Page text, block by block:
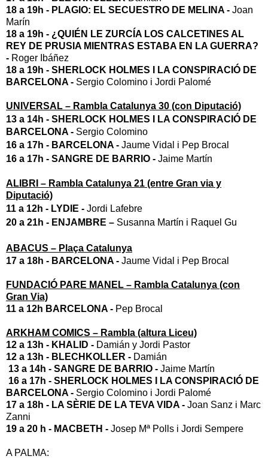
18 a 19h - PLAGIO: EL SECUESTRO DE MELINA - Joan
Marín
18 a 19h - ¿QUIÉN LE ZURCÍA LOS CALCETINES AL
REY DE PRUSIA MIENTRAS ESTABA EN LA GUERRA?
- Roger Ibáñez
18 a 19h - SHERLOCK HOLMES I LA CONSPIRACIÓ DE
BARCELONA - Sergio Colomino i Jordi Palomé
UNIVERSAL – Rambla Catalunya 30 (con Diputació)
13 a 14h - SHERLOCK HOLMES I LA CONSPIRACIÓ DE
BARCELONA - Sergio Colomino
16 a 17h - BARCELONA - Jaume Vidal i Pep Brocal
16 a 17h - SANGRE DE BARRIO - Jaime Martín
ALIBRI – Rambla Catalunya 21 (entre Gran via y
Diputació)
11 a 12h - LYDIE - Jordi Lafebre
20 a 21h - ENJAMBRE – Susanna Martín i Raquel Gu
ABACUS – Plaça Catalunya
17 a 18h - BARCELONA - Jaume Vidal i Pep Brocal
FUNDACIÓ PARE MANEL – Rambla Catalunya (con
Gran Via)
11 a 12h BARCELONA - Pep Brocal
ARKHAM COMICS – Rambla (altura Liceu)
12 a 13h - KHALID - Damián y Jordi Pastor
12 a 13h - BLECHKOLLER - Damián
13 a 14h - SANGRE DE BARRIO - Jaime Martín
16 a 17h - SHERLOCK HOLMES I LA CONSPIRACIÓ DE
BARCELONA - Sergio Colomino i Jordi Palomé
17 a 18h - LA SÈRIE DE LA TEVA VIDA - Joan Sanz i Marc
Zanni
19 a 20 h - MACBETH - Josep Mª Polls i Jordi Sempere
A PALMA: